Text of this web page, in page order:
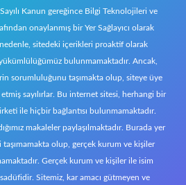
Kanun gereğince Bilgi Teknolojileri ve
onaylanmış bir Yer Sağlayıcı olarak
sitedeki içerikleri proaktif olarak
bulunmamaktadır. Ancak,
sorumluluğunu taşımakta olup, siteye üye
sayılırlar. Bu internet sitesi, herhangi bir
ile hiçbir bağlantısı bulunmamaktadır.
makaleler paylaşılmaktadır. Burada yer
olup, gerçek kurum ve kişiler
Gerçek kurum ve kişiler ile isim
Sitemiz, kar amacı gütmeyen ve